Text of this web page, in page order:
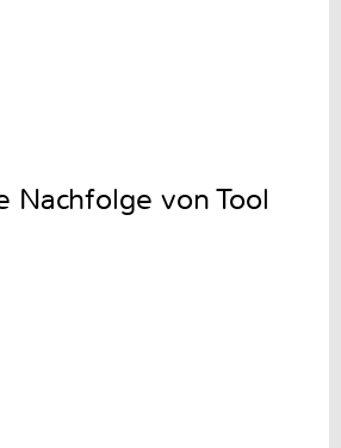
von Tool